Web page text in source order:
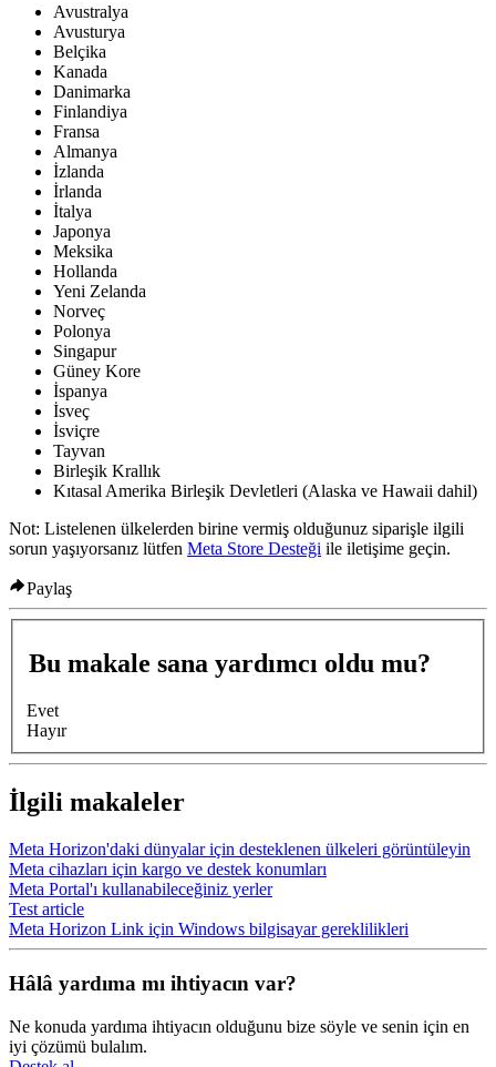
Avustralya
Avusturya
Belçika
Kanada
Danimarka
Finlandiya
Fransa
Almanya
İzlanda
İrlanda
İtalya
Japonya
Meksika
Hollanda
Yeni Zelanda
Norveç
Polonya
Singapur
Güney Kore
İspanya
İsveç
İsviçre
Tayvan
Birleşik Krallık
Kıtasal Amerika Birleşik Devletleri (Alaska ve Hawaii dahil)
Not: Listelenen ülkelerden birine vermiş olduğunuz siparişle ilgili
sorun yaşıyorsanız lütfen Meta Store Desteği ile iletişime geçin.
Paylaş
Bu makale sana yardımcı oldu mu?
Evet
Hayır
İlgili makaleler
Meta Horizon'daki dünyalar için desteklenen ülkeleri görüntüleyin
Meta cihazları için kargo ve destek konumları
Meta Portal'ı kullanabileceğiniz yerler
Test article
Meta Horizon Link için Windows bilgisayar gereklilikleri
Hâlâ yardıma mı ihtiyacın var?
Ne konuda yardıma ihtiyacın olduğunu bize söyle ve senin için en
iyi çözümü bulalım.